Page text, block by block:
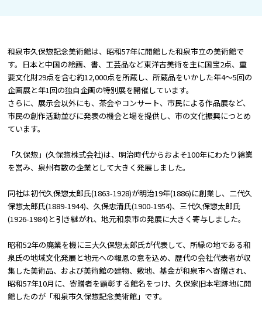
和泉市久保惣記念美術館は、昭和57年に開館した和泉市立の美術館で
す。日本と中国の絵画、書、工芸品など東洋古美術を主に国宝2点、重
要文化財29点を含む約12,000点を所蔵し、所蔵品をいかした年4～5回の
企画展と年1回の独自企画の特別展を開催しています。
さらに、展示会以外にも、茶会やコンサート、市民による作品展など、
市民の創作活動並びに発表の機会と場を提供し、市の文化振興につとめ
ています。
「久保惣」(久保惣株式会社)は、明治時代からおよそ100年にわたり綿業
を営み、泉州有数の企業として大きく発展しました。
同社は初代久保惣太郎氏(1863-1928)が明治19年(1886)に創業し、二代久
保惣太郎氏(1889-1944)、久保忠清氏(1900-1954)、三代久保惣太郎氏
(1926-1984)と引き継がれ、地元和泉市の発展に大きく寄与しました。
昭和52年の廃業を機に三大久保惣太郎氏が代表して、所縁の地である和
泉氏の地域文化発展と地元への報恩の意を込め、歴代の会社代表者が収
集した美術品、および美術館の建物、敷地、基金が和泉市へ寄贈され、
昭和57年10月に、寄贈者を顕彰する館名をつけ、久保家旧本宅跡地に開
館したのが「和泉市久保惣記念美術館」です。